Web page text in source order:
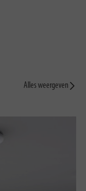
Alles weergeven